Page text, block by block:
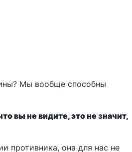
Мы вообще способны
вы не видите, это не значит,
противника, она для нас не